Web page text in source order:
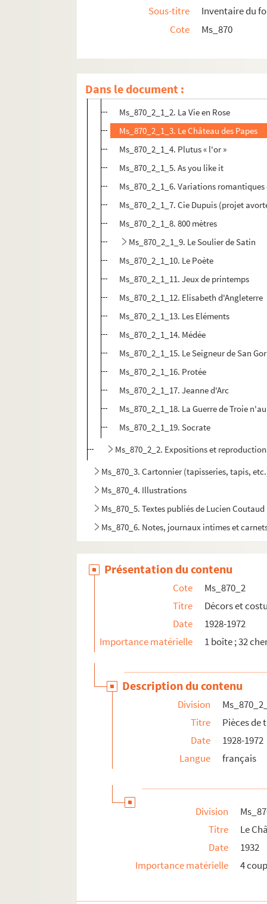
Sous-titre
Inventaire du
Cote
Ms_870
Dans le document :
Ms_870_1. Peintures
Ms_870_2_1. Pièces de théâtre
Ms_870_2_1_1. Les Oiseaux
Ms_870_2_1_2. La Vie en Rose
Ms_870_2_1_3. Le Château des Papes
Ms_870_2_1_4. Plutus « l'or »
Ms_870_2_1_5. As you like it
Ms_870_2_1_6. Variations
Ms_870_2_1_7. Cie Dupuis (projet
Ms_870_2_1_8. 800 mètres
Ms_870_2_1_9. Le Soulier de Satin
Ms_870_2_1_10. Le Poète
Ms_870_2_1_11. Jeux de printemps
Ms_870_2_1_12. Elisabeth d'Angleterre
Ms_870_2_1_13. Les Eléments
Ms_870_2_1_14. Médée
Ms_870_2_1_15. Le Seigneur de San Gor
Ms_870_2_1_16. Protée
Ms_870_2_1_17. Jeanne d'Arc
Ms_870_2_1_18. La Guerre de Troie
Ms_870_2_1_19. Socrate
Ms_870_2_2. Expositions et
Ms_870_3. Cartonnier (tapisseries, tapis,
Ms_870_4. Illustrations
Ms_870_5. Textes publiés de Lucien Coutaud
Ms_870_6. Notes, journaux intimes et
Ms_870_8. Hommages et articles sur Lucien
Ms_870_9. Vie personnelle
Ms_870_10. Photographies et photogravures
Ms_870_11. Documents divers réunis par la
Présentation du contenu
Cote
Ms_870_2
Titre
Décors et
Date
1928-1972
Importance matérielle
1 boîte ; 32
Description du contenu
Division
Titre
Pièces de
Date
1928-1972
Langue
français
Division
Titre
Le
Date
1932
Importance matérielle
4